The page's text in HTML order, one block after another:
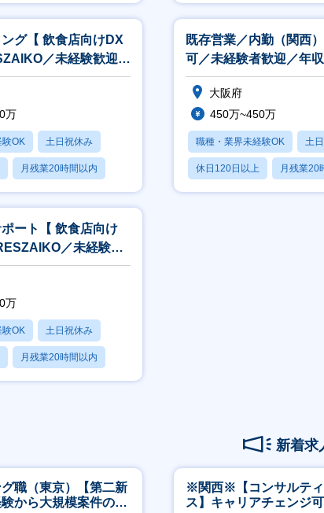
転勤なし
グ【 飲食店向けDX
／未経験歓迎／
ート可】
万
験OK 土日祝休み
月残業20時間以内
既存営業／内勤（関西
可／未経験者歓迎／年
休.comレストラン】
大阪府
450万~450万
職種・業界未経験OK 土
休日120日以上 月残業20
転勤なし
ート【 飲食店向け
／未経験歓
リモート可】
万
験OK 土日祝休み
月残業20時間以内
新着求
職（東京）【第二新
から大規模案件のマ
※関西※【コンサルテ
ス】キャリアチェンジ